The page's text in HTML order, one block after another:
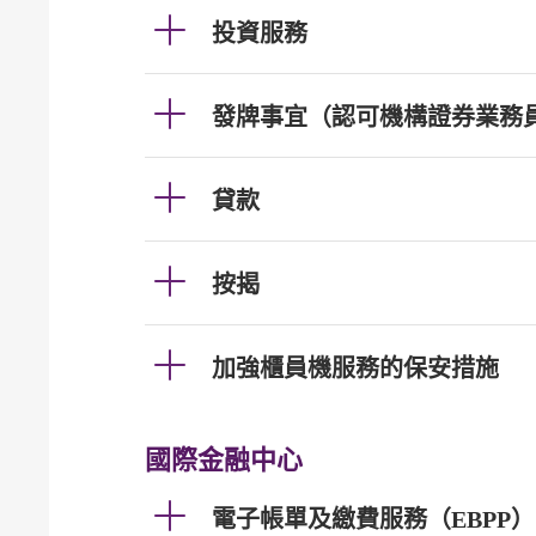
投資服務
發牌事宜（認可機構證券業務
貸款
按揭
加強櫃員機服務的保安措施
國際金融中心
電子帳單及繳費服務（EBPP）